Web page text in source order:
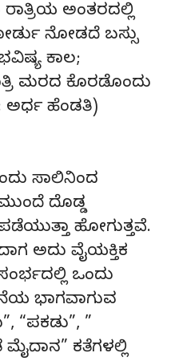
ರಾತ್ರಿಯ ಅಂತರದಲ್ಲಿ
ನೋಡದೆ ಬಸ್ಸು
ಕಾಲ;
ಮರದ ಕೊರಡೊಂದು
ಅರ್ಧ ಹೆಂಡತಿ)
ಸಾಲಿನಿಂದ
ದೊಡ್ಡ
ಹೋಗುತ್ತವೆ.
ಅದು ವೈಯಕ್ತಿಕ
ಒಂದು
ಭಾಗವಾಗುವ
“ಪಕಡು”, ”
ಕತೆಗಳಲ್ಲಿ